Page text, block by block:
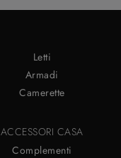
Letti
Armadi
Camerette
ACCESSORI CASA
Complementi